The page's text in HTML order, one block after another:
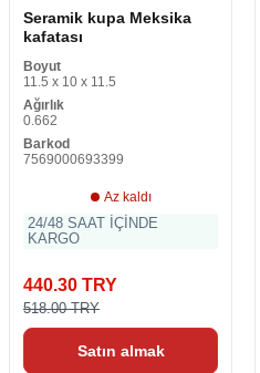
Seramik kupa Meksika
kafatası
Boyut
11.5 x 10 x 11.5
Ağırlık
0.662
Barkod
7569000693399
Az kaldı
24/48 SAAT İÇİNDE
KARGO
440.30 TRY
518.00 TRY
Satın almak